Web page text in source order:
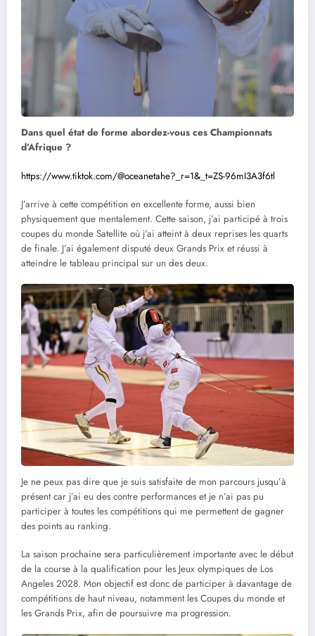
Dans quel état de forme abordez-vous ces Championnats
d’Afrique ?
https://www.tiktok.com/@oceanetahe?_r=1&_t=ZS-96mI3A3f6tl
J’arrive à cette compétition en excellente forme, aussi bien
physiquement que mentalement. Cette saison, j’ai participé à trois
coupes du monde Satellite où j’ai atteint à deux reprises les quarts
de finale. J’ai également disputé deux Grands Prix et réussi à
atteindre le tableau principal sur un des deux.
Je ne peux pas dire que je suis satisfaite de mon parcours jusqu’à
présent car j’ai eu des contre performances et je n’ai pas pu
participer à toutes les compétitions qui me permettent de gagner
des points au ranking.
La saison prochaine sera particulièrement importante avec le début
de la course à la qualification pour les Jeux olympiques de Los
Angeles 2028. Mon objectif est donc de participer à davantage de
compétitions de haut niveau, notamment les Coupes du monde et
les Grands Prix, afin de poursuivre ma progression.